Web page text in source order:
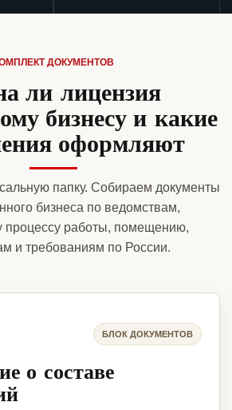
ДОКУМЕНТОВ
ли лицензия
бизнесу и какие
оформляют
папку. Собираем документы
бизнеса по ведомствам,
процессу работы, помещению,
и требованиям по России.
БЛОК ДОКУМЕНТОВ
о составе